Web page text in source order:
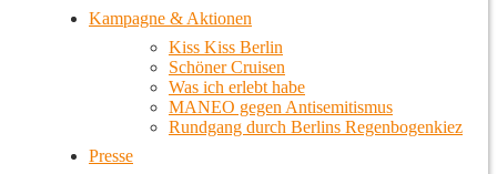
Kampagne & Aktionen
Kiss Kiss Berlin
Schöner Cruisen
Was ich erlebt habe
MANEO gegen Antisemitismus
Rundgang durch Berlins Regenbogenkiez
Presse